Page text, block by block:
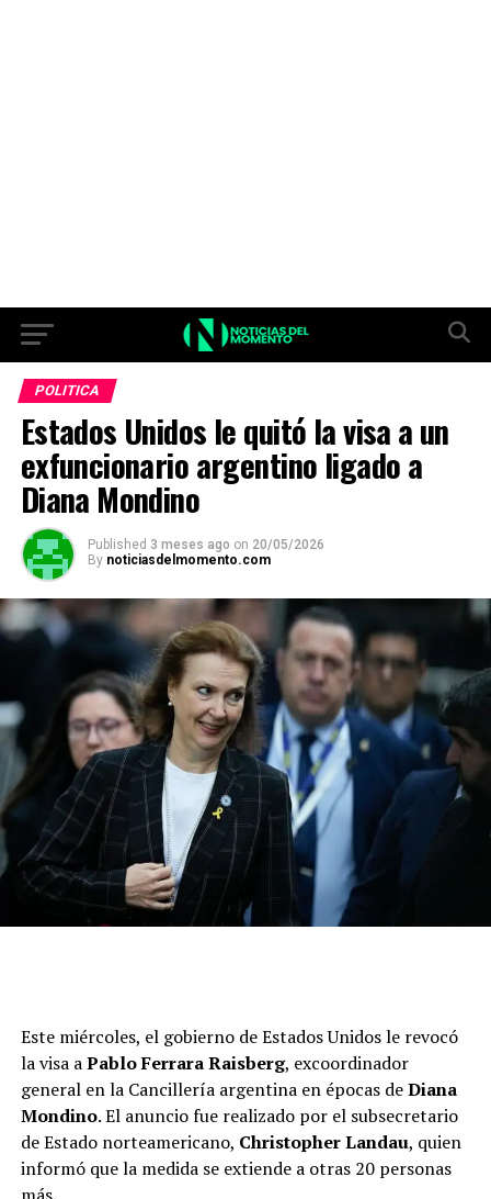
POLITICA
Estados Unidos le quitó la visa a un
exfuncionario argentino ligado a
Diana Mondino
Published 3 meses ago on 20/05/2026
By noticiasdelmomento.com
Este miércoles, el gobierno de Estados Unidos le revocó
la visa aPablo Ferrara Raisberg, excoordinador
general en la Cancillería argentina en épocas deDiana
Mondino. El anuncio fue realizado por el subsecretario
de Estado norteamericano, Christopher Landau, quien
informó que la medida se extiende a otras 20 personas